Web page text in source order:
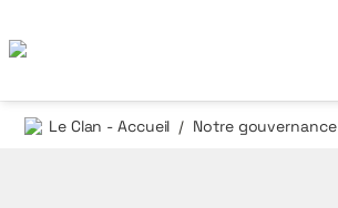
Le Clan - Accueil / Notre gouvernance